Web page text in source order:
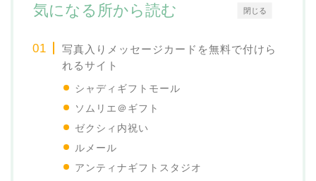
閉じる
気になる所から読む
写真入りメッセージカードを無料で付けら
れるサイト
シャディギフトモール
ソムリエ＠ギフト
ゼクシィ内祝い
ルメール
アンティナギフトスタジオ